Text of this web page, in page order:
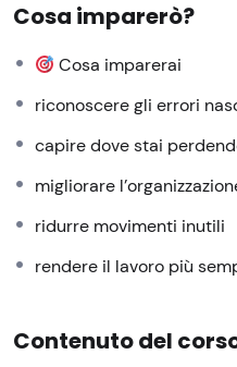
Acquista il corso per
subito alle lezioni dalla
Se lavori in magazzino o lo
situazioni che
perdi tempo a cercare
si creano errori che
alcune attività vengono
Ma nella maggior parte
Cosa imparerò?
Cosa imparerai
riconoscere gli errori
capire dove stai
migliorare
ridurre movimenti inutili
rendere il lavoro più
Contenuto del